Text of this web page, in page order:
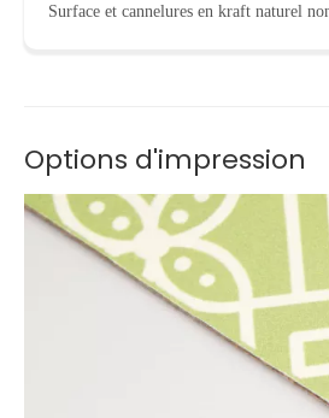
Surface et cannelures en kraft naturel
Options d'impression